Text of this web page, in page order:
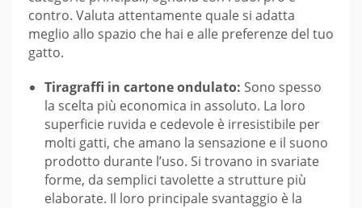
contro. Valuta attentamente quale si adatta
meglio allo spazio che hai e alle preferenze del tuo
gatto.
Tiragraffi in cartone ondulato: Sono spesso
la scelta più economica in assoluto. La loro
superficie ruvida e cedevole è irresistibile per
molti gatti, che amano la sensazione e il suono
prodotto durante l’uso. Si trovano in svariate
forme, da semplici tavolette a strutture più
elaborate. Il loro principale svantaggio è la